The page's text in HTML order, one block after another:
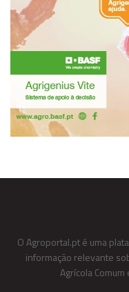
O Agroportal.pt é uma
informação relevante
Agrícola Comum